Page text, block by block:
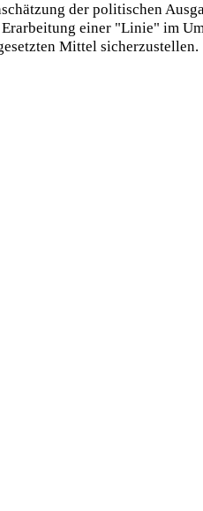
der politischen
einer "Linie" im
Mittel sicherzustellen.